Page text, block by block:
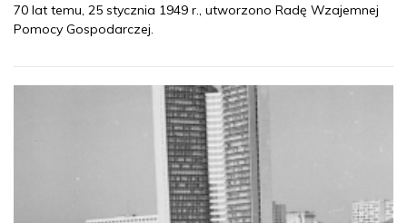
70 lat temu, 25 stycznia 1949 r., utworzono Radę Wzajemnej
Pomocy Gospodarczej.